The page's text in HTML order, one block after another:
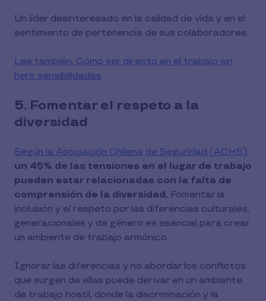
Un líder desinteresado en la calidad de vida y en el
sentimiento de pertenencia de sus colaboradores.
Lee también: Cómo ser directo en el trabajo sin
herir sensibilidades
5. Fomentar el respeto a la
diversidad
Según la Asociación Chilena de Seguridad (ACHS),
un 45% de las tensiones en el lugar de trabajo
pueden estar relacionadas con la falta de
comprensión de la diversidad. Fomentar la
inclusión y el respeto por las diferencias culturales,
generacionales y de género es esencial para crear
un ambiente de trabajo armónico.
Ignorar las diferencias y no abordar los conflictos
que surgen de ellas puede derivar en un ambiente
de trabajo hostil, donde la discriminación y la